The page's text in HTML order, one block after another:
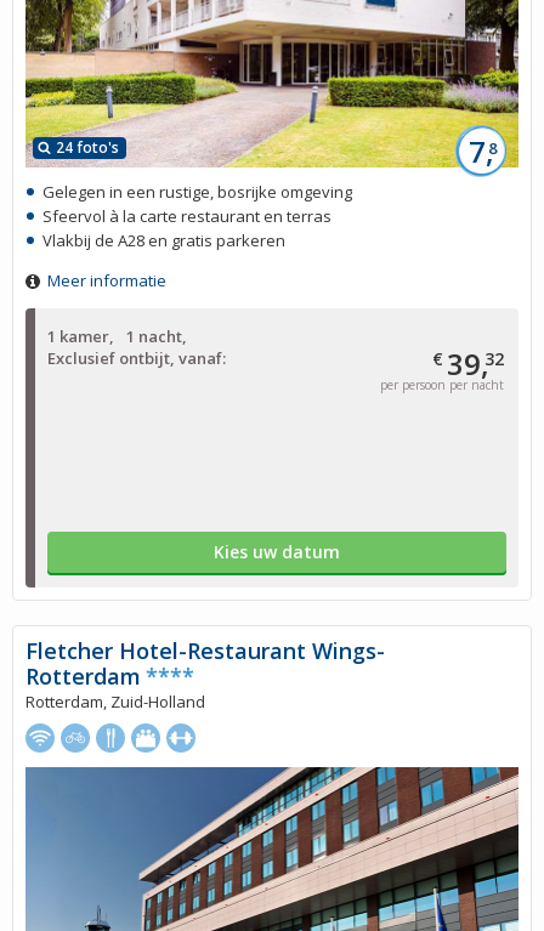
1 kamer
1 nacht
Exclusief ontbijt, vanaf:
€ 39,32
per persoon per nacht
Kies uw datum
24 foto's 7,8
Gelegen in een rustige, bosrijke omgeving
Sfeervol à la carte restaurant en terras
Vlakbij de A28 en gratis parkeren
Meer informatie
Fletcher Hotel-Restaurant Wings-
Rotterdam ****
Rotterdam, Zuid-Holland